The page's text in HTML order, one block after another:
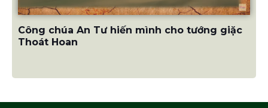
Công chúa An Tư hiến mình cho tướng giặc
Thoát Hoan